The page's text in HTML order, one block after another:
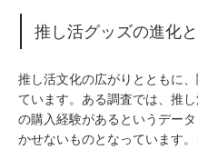
推し活グッズの進化
推し活文化の広がりとともに
ています。ある調査では、推
の購入経験があるというデー
かせないものとなっています